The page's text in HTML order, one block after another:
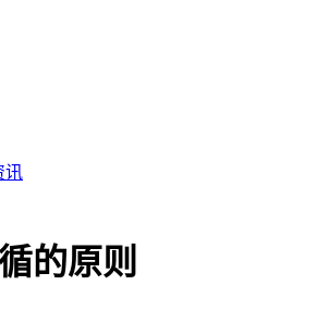
讯
的原则